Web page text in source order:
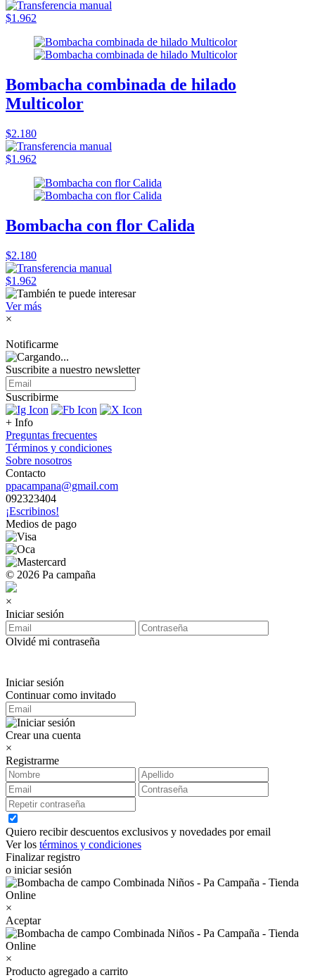
$1.962
Bombacha combinada de hilado
Multicolor
$2.180
$1.962
Bombacha con flor Calida
$2.180
$1.962
Ver más
×
Notificarme
Suscribite a nuestro newsletter
Suscribirme
+ Info
Preguntas frecuentes
Términos y condiciones
Sobre nosotros
Contacto
ppacampana@gmail.com
092323404
¡Escribinos!
Medios de pago
© 2026 Pa campaña
×
Iniciar sesión
Olvidé mi contraseña
Iniciar sesión
Continuar como invitado
Crear una cuenta
×
Registrarme
Quiero recibir descuentos exclusivos y novedades por email
Ver los términos y condiciones
Finalizar registro
o iniciar sesión
×
Aceptar
×
Producto agregado a carrito